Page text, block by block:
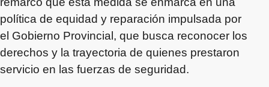
política de equidad y reparación impulsada por
el Gobierno Provincial, que busca reconocer los
derechos y la trayectoria de quienes prestaron
servicio en las fuerzas de seguridad.